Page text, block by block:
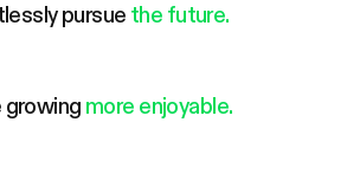
pursue the future.
growing more enjoyable.